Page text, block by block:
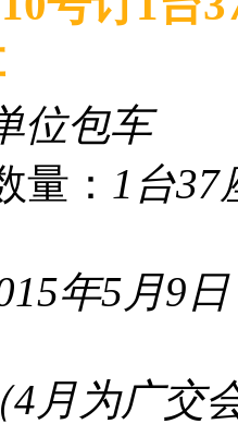
位包车行
： 1台37
年5月9
4月为广交